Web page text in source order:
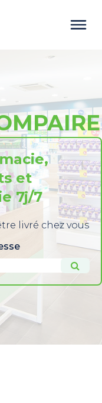
et
7j/7
livré chez vous